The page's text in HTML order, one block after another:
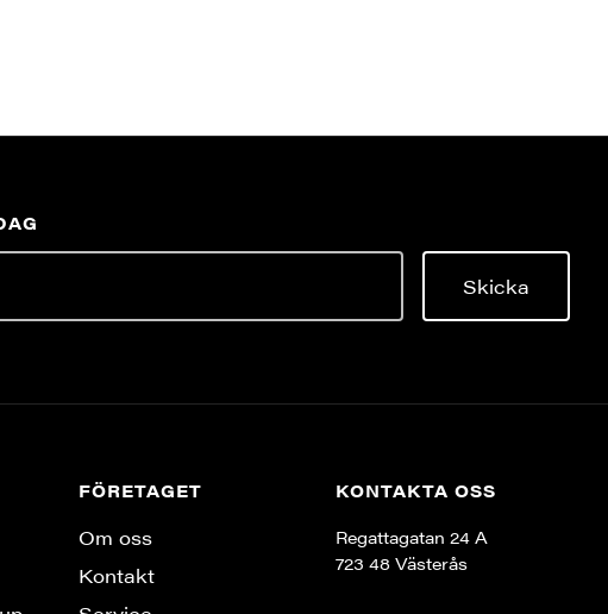
Skicka
FÖRETAGET
Om oss
Kontakt
KONTAKTA OSS
Regattagatan 24 A
723 48 Västerås